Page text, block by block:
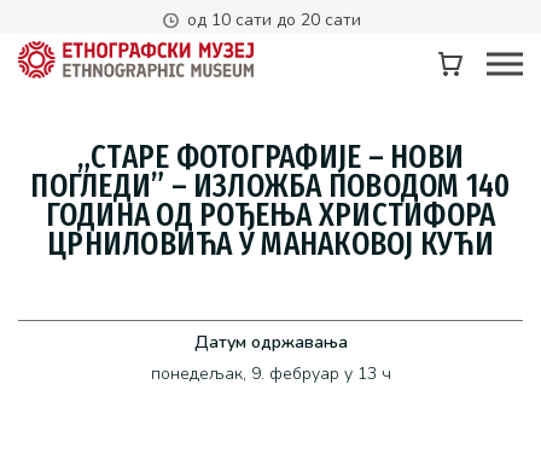
од 10 сати до 20 сати
„СТАРЕ ФОТОГРАФИЈЕ – НОВИ
ПОГЛЕДИ” – ИЗЛОЖБА ПОВОДОМ 140
ГОДИНА ОД РОЂЕЊА ХРИСТИФОРА
ЦРНИЛОВИЋА У МАНАКОВОЈ КУЋИ
Датум одржавања
понедељак, 9. фебруар у 13 ч